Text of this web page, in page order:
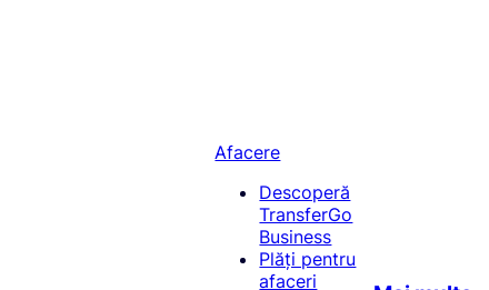
Afacere
Descoperă
TransferGo
Business
Plăți pentru
afaceri